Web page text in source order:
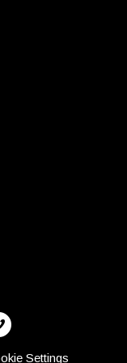
Settings